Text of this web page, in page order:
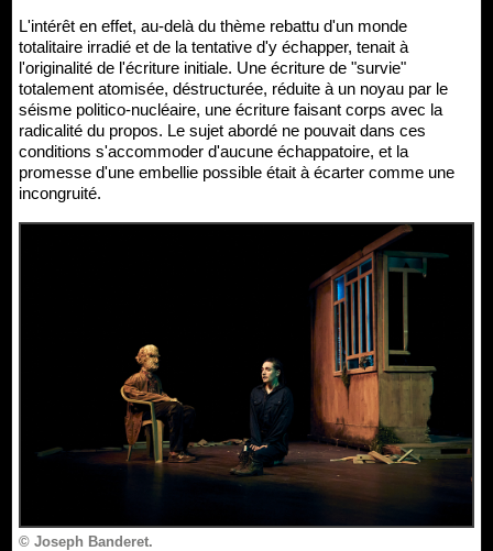
L'intérêt en effet, au-delà du thème rebattu d'un monde
totalitaire irradié et de la tentative d'y échapper, tenait à
l'originalité de l'écriture initiale. Une écriture de "survie"
totalement atomisée, déstructurée, réduite à un noyau par le
séisme politico-nucléaire, une écriture faisant corps avec la
radicalité du propos. Le sujet abordé ne pouvait dans ces
conditions s'accommoder d'aucune échappatoire, et la
promesse d'une embellie possible était à écarter comme une
incongruité.
© Joseph Banderet.